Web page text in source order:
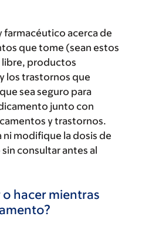
farmacéutico acerca de
que tome (sean estos
libre, productos
los trastornos que
sea seguro para
junto con
y trastornos.
modifique la dosis de
consultar antes al
hacer mientras